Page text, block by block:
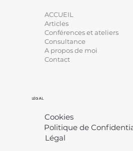
LÉGAL
Cookies
Politique de
Légal
ACCUEIL
Articles
Conférences et ateliers
Consultance
A propos de moi
Contact